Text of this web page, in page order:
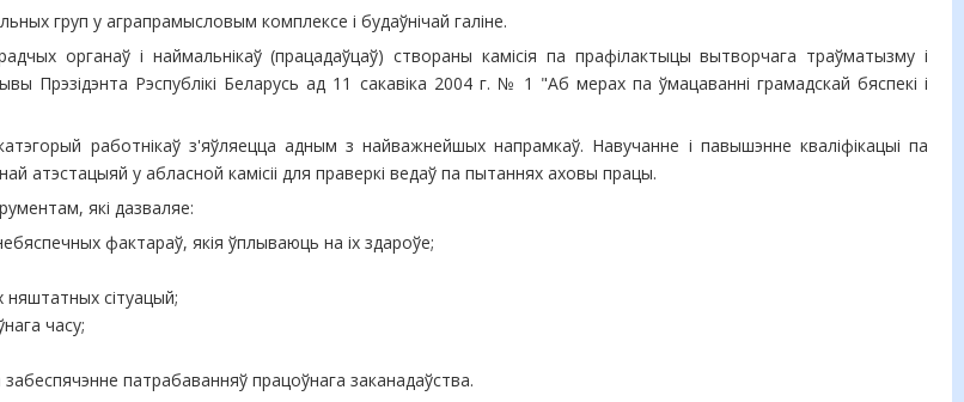
груп у аграпрамысловым комплексе і будаўнічай галіне.
органаў і наймальнікаў (працадаўцаў) створаны камісія па прафілактыцы вытворчага траўматызму і
Прэзідэнта Рэспублікі Беларусь ад 11 сакавіка 2004 г. № 1 "Аб мерах па ўмацаванні грамадскай бяспекі і
работнікаў з'яўляецца адным з найважнейшых напрамкаў. Навучанне і павышэнне кваліфікацыі па
атэстацыяй у абласной камісіі для праверкі ведаў па пытаннях аховы працы.
які дазваляе:
фактараў, якія ўплываюць на іх здароўе;
сітуацый;
часу;
патрабаванняў працоўнага заканадаўства.